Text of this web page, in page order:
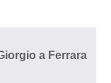
a Ferrara